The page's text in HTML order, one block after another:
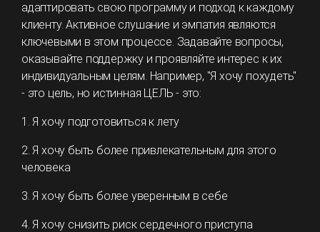
адаптировать свою программу и подход к каждому
клиенту. Активное слушание и эмпатия являются
ключевыми в этом процессе. Задавайте вопросы,
оказывайте поддержку и проявляйте интерес к их
индивидуальным целям. Например, "Я хочу похудеть"
- это цель, но истинная ЦЕЛЬ - это:
1. Я хочу подготовиться к лету
2. Я хочу быть более привлекательным для этого
человека
3. Я хочу быть более уверенным в себе
4. Я хочу снизить риск сердечного приступа